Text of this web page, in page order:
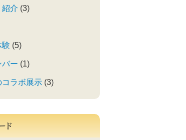
紹介 (3)
験 (5)
バー (1)
ラボ展示 (3)
ド